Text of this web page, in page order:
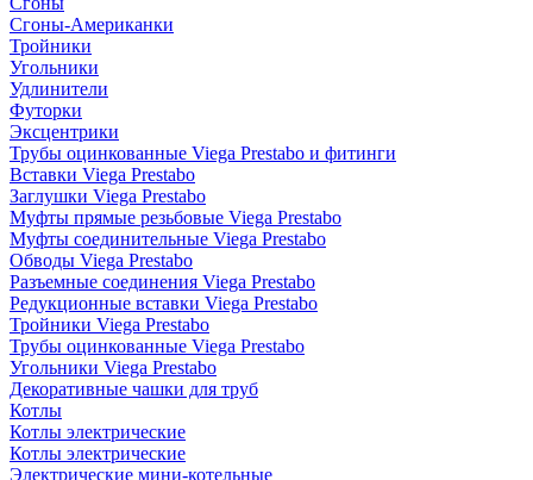
Сгоны-Американки
Тройники
Угольники
Удлинители
Футорки
Эксцентрики
Трубы оцинкованные Viega Prestabo и фитинги
Вставки Viega Prestabo
Заглушки Viega Prestabo
Муфты прямые резьбовые Viega Prestabo
Муфты соединительные Viega Prestabo
Обводы Viega Prestabo
Разъемные соединения Viega Prestabo
Редукционные вставки Viega Prestabo
Тройники Viega Prestabo
Трубы оцинкованные Viega Prestabo
Угольники Viega Prestabo
Декоративные чашки для труб
Котлы
Котлы электрические
Котлы электрические
Электрические мини-котельные